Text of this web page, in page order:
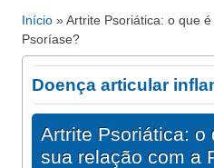
Está aqui
Início » Artrite Psoriática: o que
Psoríase?
Doença articular
Artrite Psoriática: o
sua relação com a